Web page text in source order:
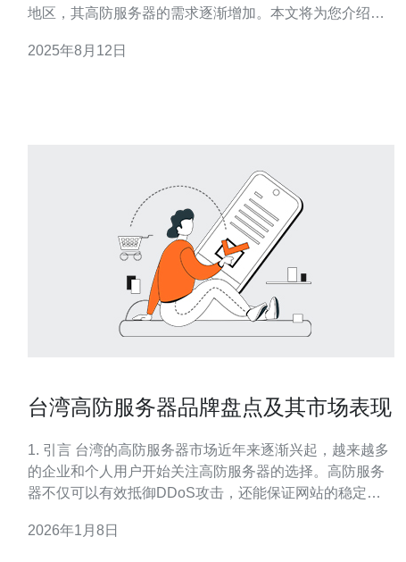
地区，其高防服务器的需求逐渐增加。本文将为您介绍台
2025年8月12日
台湾高防服务器品牌盘点及其市场表现
1. 引言 台湾的高防服务器市场近年来逐渐兴起，越来越多
的企业和个人用户开始关注高防服务器的选择。高防服务
器不仅可以有效抵御DDoS攻击，还能保证网站的稳定性
点，并分析它们的市场表现。 2. 台湾高防服务器市场概况
2026年1月8日